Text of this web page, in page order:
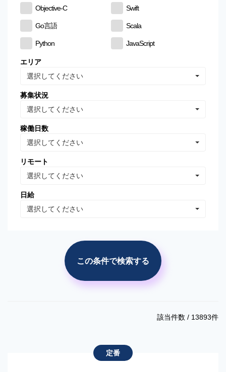
Objective-C Swift
Go言語 Scala
Python JavaScript
CSS
MySQL
Oracle Database
Linux
VB.NET
WordPress
市場調査・分析 競合調査・分析
エリア
選択してください
募集状況
選択してください
稼働日数
選択してください
リモート
選択してください
日給
選択してください
この条件で検索する
該当件数 / 13893件
定番